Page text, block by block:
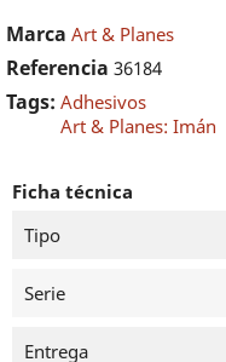
Marca Art & Planes
Referencia 36184
Tags: Adhesivos
Art & Planes: Imán
Ficha técnica
Tipo
Serie
Entrega